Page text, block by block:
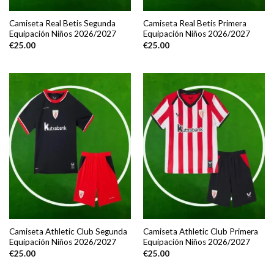
Camiseta Real Betis Segunda
Equipación Niños 2026/2027
€25.00
Camiseta Real Betis Primera
Equipación Niños 2026/2027
€25.00
Camiseta Athletic Club Segunda
Equipación Niños 2026/2027
€25.00
Camiseta Athletic Club Primera
Equipación Niños 2026/2027
€25.00